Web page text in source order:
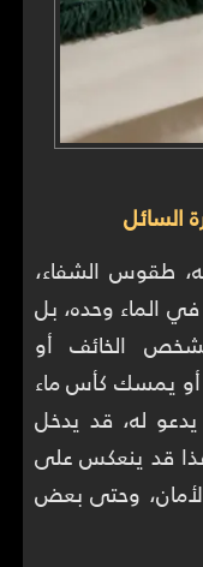
السائل
طقوس الشفاء،
الماء وحده، بل
الخائف أو
أو يمسك كأس ماء
له، قد يدخل
قد ينعكس على
وحتى بعض